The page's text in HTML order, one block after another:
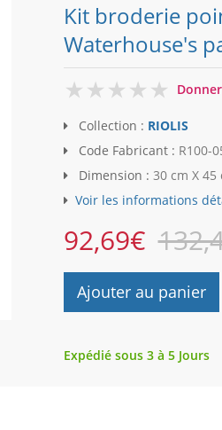
Kit broderie
Waterhouse's
0
Collection : RIOLIS
Code Fabricant : R100-
Dimension : 30 cm X 45
Voir les informations
92,69€
Ajouter au panier
Expédié sous 3 à 5 Jours